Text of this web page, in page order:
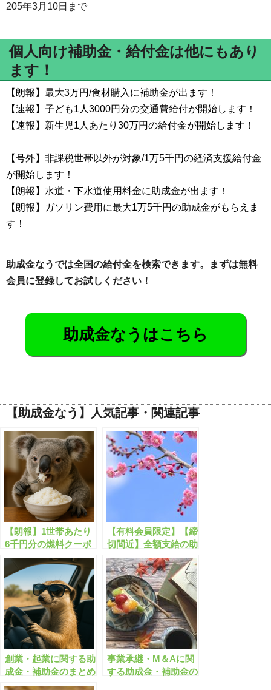
205年3月10日まで
個人向け補助金・給付金は他にもあり
ます！
【朗報】最大3万円/食材購入に補助金が出ます！
【速報】子ども1人3000円分の交通費給付が開始します！
【速報】新生児1人あたり30万円の給付金が開始します！
【号外】非課税世帯以外が対象/1万5千円の経済支援給付金
が開始します！
【朗報】水道・下水道使用料金に助成金が出ます！
【朗報】ガソリン費用に最大1万5千円の助成金がもらえま
す！
助成金なうでは全国の給付金を検索できます。まずは無料
会員に登録してお試しください！
助成金なうはこちら
【助成金なう】人気記事・関連記事
【朗報】1世帯あたり
6千円分の燃料クーポ
ンが無料給付されま
す！
【有料会員限定】【締
切間近】全額支給の助
成金・補助金のまとめ
【2023年2月版】
創業・起業に関する助
成金・補助金のまとめ
【有料会員限定】
事業承継・M＆Aに関
する助成金・補助金の